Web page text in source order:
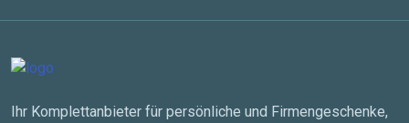
Ihr Komplettanbieter für persönliche und Firmengeschenke,